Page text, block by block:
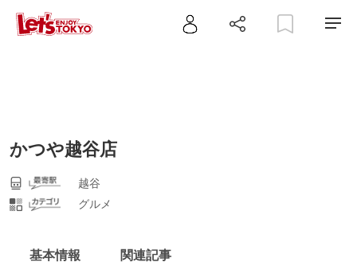
かつや越谷店
越谷
グルメ
基本情報 関連記事